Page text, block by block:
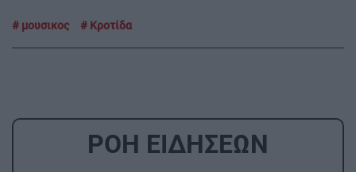
μουσικος Κροτίδα
ΡΟΗ ΕΙΔΗΣΕΩΝ